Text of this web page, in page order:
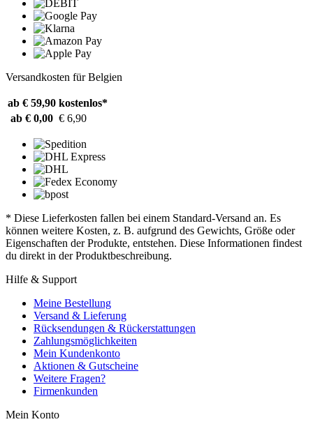
Versandkosten für Belgien
ab € 59,90 kostenlos*
ab € 0,00 € 6,90
* Diese Lieferkosten fallen bei einem Standard-Versand an. Es
können weitere Kosten, z. B. aufgrund des Gewichts, Größe oder
Eigenschaften der Produkte, entstehen. Diese Informationen findest
du direkt in der Produktbeschreibung.
Hilfe & Support
Meine Bestellung
Versand & Lieferung
Rücksendungen & Rückerstattungen
Zahlungsmöglichkeiten
Mein Kundenkonto
Aktionen & Gutscheine
Weitere Fragen?
Firmenkunden
Mein Konto